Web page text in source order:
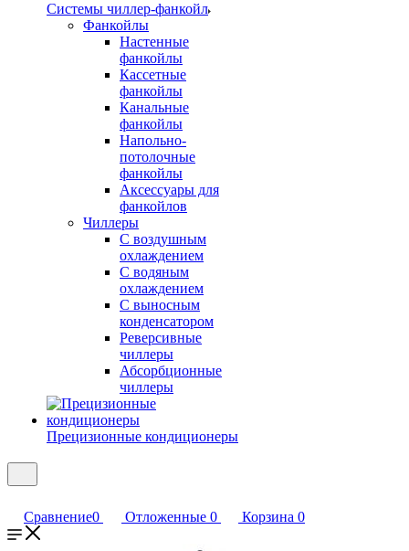
Системы чиллер-фанкойл
Фанкойлы
Настенные
фанкойлы
Кассетные
фанкойлы
Канальные
фанкойлы
Напольно-
потолочные
фанкойлы
Аксессуары для
фанкойлов
Чиллеры
С воздушным
охлаждением
С водяным
охлаждением
С выносным
конденсатором
Реверсивные
чиллеры
Абсорбционные
чиллеры
Прецизионные кондиционеры
Сравнение0 Отложенные 0 Корзина 0